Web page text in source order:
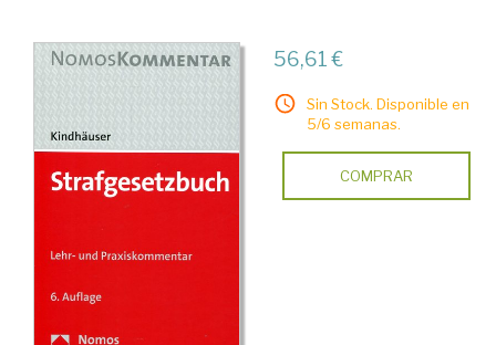
56,61 €
Sin Stock. Disponible en
5/6 semanas.
COMPRAR